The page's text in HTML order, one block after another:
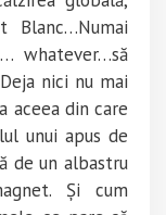
whatever…să
nici nu mai
aceea din care
unui apus de
de un albastru
Și cum